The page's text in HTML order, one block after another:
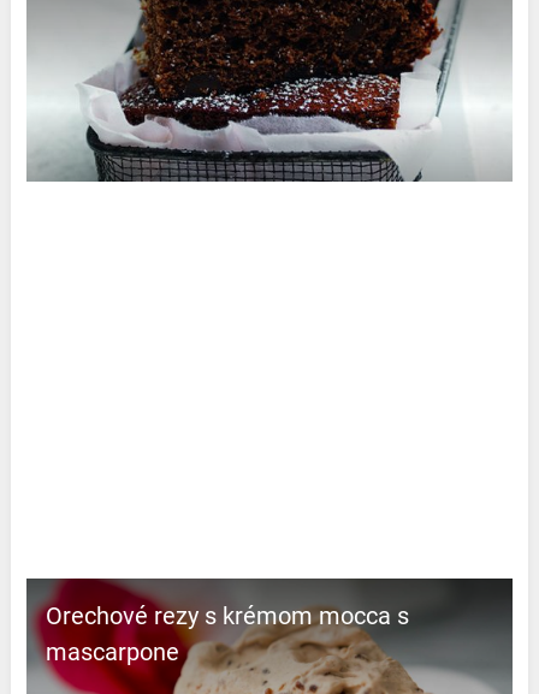
Orechové rezy s krémom mocca s
mascarpone